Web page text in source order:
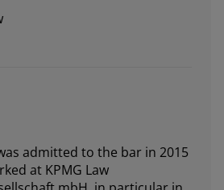
admitted to the bar in 2015
at KPMG Law